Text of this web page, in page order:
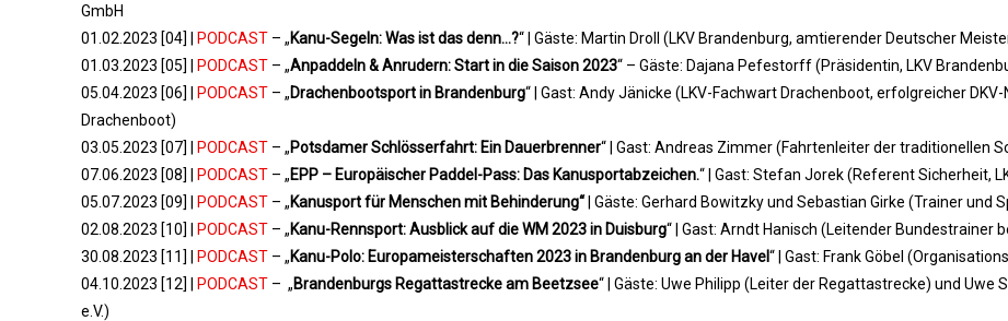
GmbH
01.02.2023 [04] |
PODCAST – „Kanu-Segeln: Was ist das denn…?“ | Gäste: Martin Droll (LKV Brandenburg, amtierender Deutscher
01.03.2023 [05] |
PODCAST – „Anpaddeln & Anrudern: Start in die Saison 2023“ – Gäste: Dajana Pefestorff (Präsidentin, LKV
05.04.2023 [06] |
PODCAST – „Drachenbootsport in Brandenburg“ | Gast: Andy Jänicke (LKV-Fachwart Drachenboot, erfolgreicher
Drachenboot)
03.05.2023 [07] |
PODCAST – „Potsdamer Schlösserfahrt: Ein Dauerbrenner“ | Gast: Andreas Zimmer (Fahrtenleiter der traditionellen
07.06.2023 [08] |
PODCAST – „EPP – Europäischer Paddel-Pass: Das Kanusportabzeichen.“ | Gast: Stefan Jorek (Referent Sicherheit,
05.07.2023 [09] |
PODCAST – „Kanusport für Menschen mit Behinderung“ | Gäste: Gerhard Bowitzky und Sebastian Girke (Trainer und
02.08.2023 [10] |
PODCAST – „Kanu-Rennsport: Ausblick auf die WM 2023 in Duisburg“ | Gast: Arndt Hanisch (Leitender Bundestrainer
30.08.2023 [11] |
PODCAST – „Kanu-Polo: Europameisterschaften 2023 in Brandenburg an der Havel“ | Gast: Frank Göbel
04.10.2023 [12] |
PODCAST – „Brandenburgs Regattastrecke am Beetzsee“ | Gäste: Uwe Philipp (Leiter der Regattastrecke) und
e.V.)